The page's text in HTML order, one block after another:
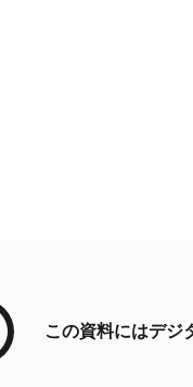
この資料にはデジ